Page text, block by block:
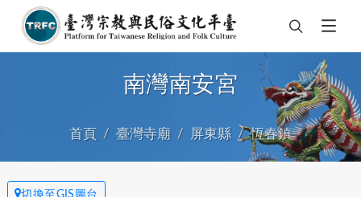
南灣南安宮
首頁 臺灣寺廟 屏東縣 恆春鎮
切換至GIS圖台